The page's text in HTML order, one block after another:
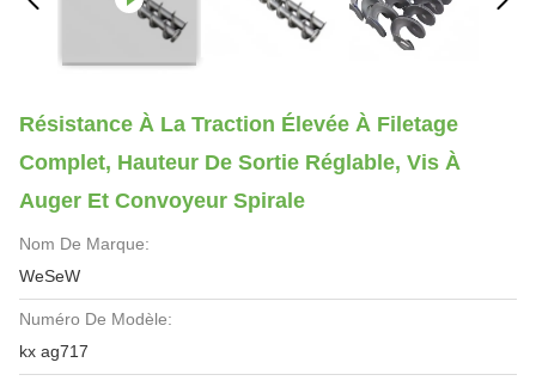
Résistance À La Traction Élevée À Filetage
Complet, Hauteur De Sortie Réglable, Vis À
Auger Et Convoyeur Spirale
Nom De Marque:
WeSeW
Numéro De Modèle:
kx ag717